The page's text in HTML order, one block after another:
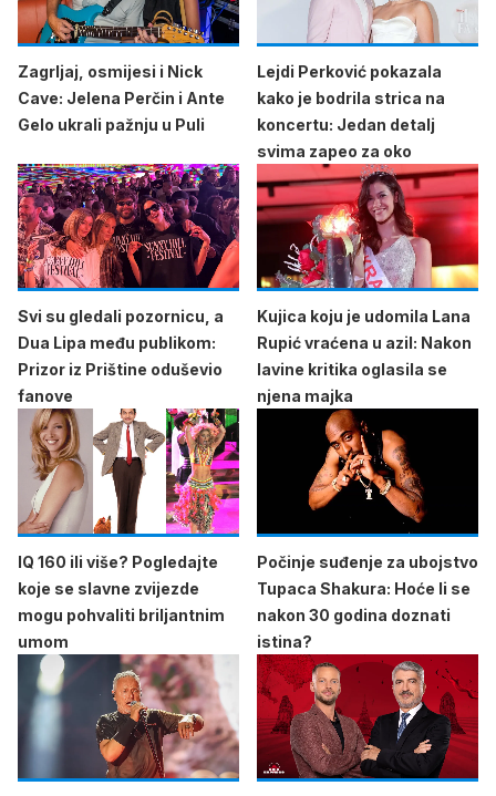
Zagrljaj, osmijesi i Nick
Cave: Jelena Perčin i Ante
Gelo ukrali pažnju u Puli
Lejdi Perković pokazala
kako je bodrila strica na
koncertu: Jedan detalj
svima zapeo za oko
Svi su gledali pozornicu, a
Dua Lipa među publikom:
Prizor iz Prištine oduševio
fanove
Kujica koju je udomila Lana
Rupić vraćena u azil: Nakon
lavine kritika oglasila se
njena majka
IQ 160 ili više? Pogledajte
koje se slavne zvijezde
mogu pohvaliti briljantnim
umom
Počinje suđenje za ubojstvo
Tupaca Shakura: Hoće li se
nakon 30 godina doznati
istina?